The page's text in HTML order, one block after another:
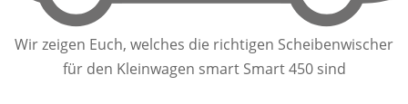
Wir zeigen Euch, welches die richtigen Scheibenwischer
für den Kleinwagen smart Smart 450 sind